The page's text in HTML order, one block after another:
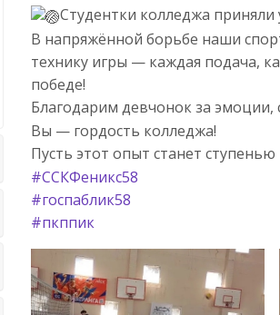
Студентки колледжа приняли
В напряжённой борьбе наши
технику игры — каждая подача,
победе!
Благодарим девчонок за эмоции,
Вы — гордость колледжа!
Пусть этот опыт станет
#ССКФеникс58
#госпаблик58
#пкппик